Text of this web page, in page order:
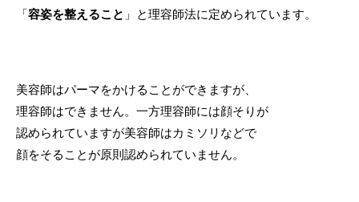
「容姿を整えること 」と理容師法に定められています。
美容師はパーマをかけることができますが、
理容師はできません。一方理容師には顔そりが
認められていますが美容師はカミソリなどで
顔をそることが原則認められていません。